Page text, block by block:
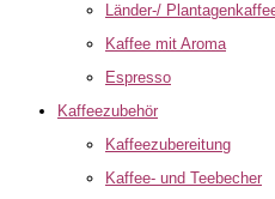
Länder-/
Kaffee mit Aroma
Espresso
Kaffeezubehör
Kaffeezubereitung
Kaffee- und Teebecher